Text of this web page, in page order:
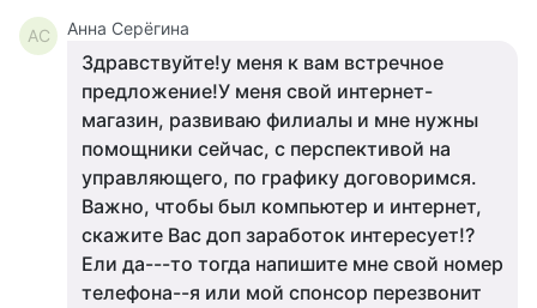
АС Анна Серёгина
Здравствуйте!у меня к вам встречное
предложение!У меня свой интернет-
магазин, развиваю филиалы и мне нужны
помощники сейчас, с перспективой на
управляющего, по графику договоримся.
Важно, чтобы был компьютер и интернет,
скажите Вас доп заработок интересует!?
Ели да---то тогда напишите мне свой номер
телефона--я или мой спонсор перезвонит